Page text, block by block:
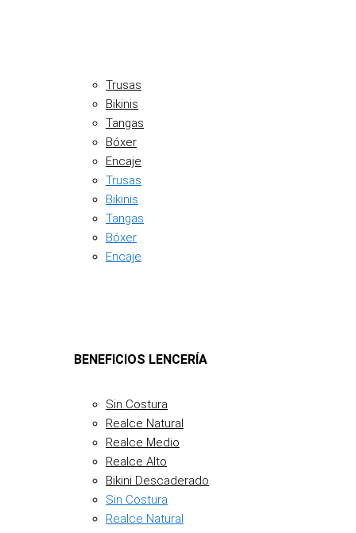
Trusas
Bikinis
Tangas
Bóxer
Encaje
Trusas
Bikinis
Tangas
Bóxer
Encaje
BENEFICIOS LENCERÍA
Sin Costura
Realce Natural
Realce Medio
Realce Alto
Bikini Descaderado
Sin Costura
Realce Natural